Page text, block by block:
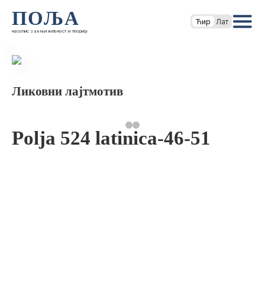
ПОЉА
часопис за књижевност и теорију
Ћир Лат
Ликовни лајтмотив
Polja 524 latinica-46-51